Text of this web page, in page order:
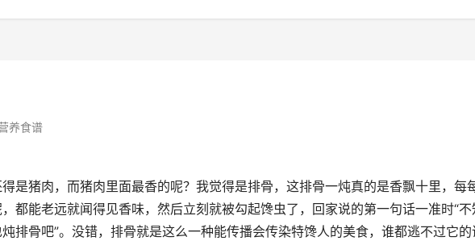
养食谱
是猪肉，而猪肉里面最香的呢？我觉得是排骨，这排骨一炖真的是香飘十里，每
都能老远就闻得见香味，然后立刻就被勾起馋虫了，回家说的第一句话一准时“不
排骨吧”。没错，排骨就是这么一种能传播会传染特馋人的美食，谁都逃不过它的